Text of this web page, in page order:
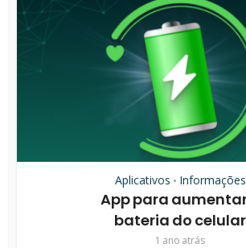
Aplicativos • Informações
App para
bateria do celular
1 ano atrás